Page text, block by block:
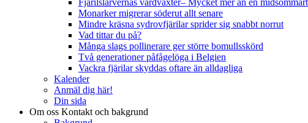
Monarker migrerar söderut allt senare
Mindre kräsna sydrovfjärilar sprider sig snabbt norrut
Vad tittar du på?
Många slags pollinerare ger större bomullsskörd
Två generationer påfågelöga i Belgien
Vackra fjärilar skyddas oftare än alldagliga
Kalender
Anmäl dig här!
Din sida
Om oss Kontakt och bakgrund